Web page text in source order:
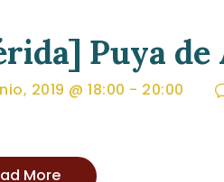
Puya de
2019 @ 18:00 - 20:00
More